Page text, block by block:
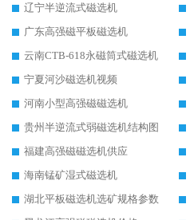
辽宁半逆流式磁选机
广东高强磁平板磁选机
云南CTB-618永磁筒式磁选机
宁夏河沙磁选机视频
河南小型高强磁磁选机
贵州半逆流式弱磁选机结构图
福建高强磁磁选机供应
海南锰矿湿式磁选机
湖北平板磁选机选矿规格参数